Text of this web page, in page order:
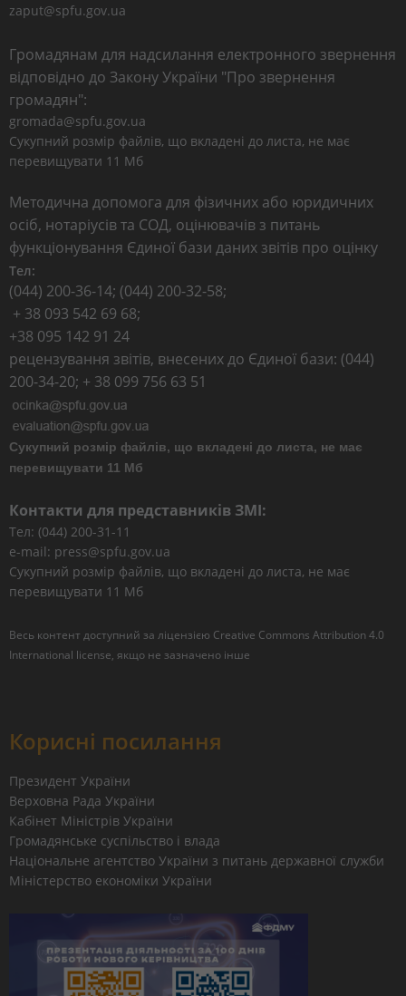
zaput@spfu.gov.ua
Громадянам для надсилання електронного звернення
відповідно до Закону України "Про звернення
громадян":
gromada@spfu.gov.ua
Сукупний розмір файлів, що вкладені до листа, не має
перевищувати 11 Мб
Методична допомога для фізичних або юридичних
осіб, нотаріусів та СОД, оцінювачів з питань
функціонування Єдиної бази даних звітів про оцінку
Тел:
(044) 200-36-14; (044) 200-32-58;
+ 38 093 542 69 68;
+38 095 142 91 24
рецензування звітів, внесених до Єдиної бази: (044)
200-34-20; + 38 099 756 63 51
Сукупний розмір файлів, що вкладені до листа, не має
перевищувати 11 Мб
Контакти для представників ЗМІ:
Тел: (044) 200-31-11
e-mail: press@spfu.gov.ua
Сукупний розмір файлів, що вкладені до листа, не має
перевищувати 11 Мб
Весь контент доступний за ліцензією Creative Commons Attribution 4.0
International license, якщо не зазначено інше
Корисні посилання
Президент України
Верховна Рада України
Кабінет Міністрів України
Громадянське суспільство і влада
Національне агентство України з питань державної служби
Міністерство економіки України